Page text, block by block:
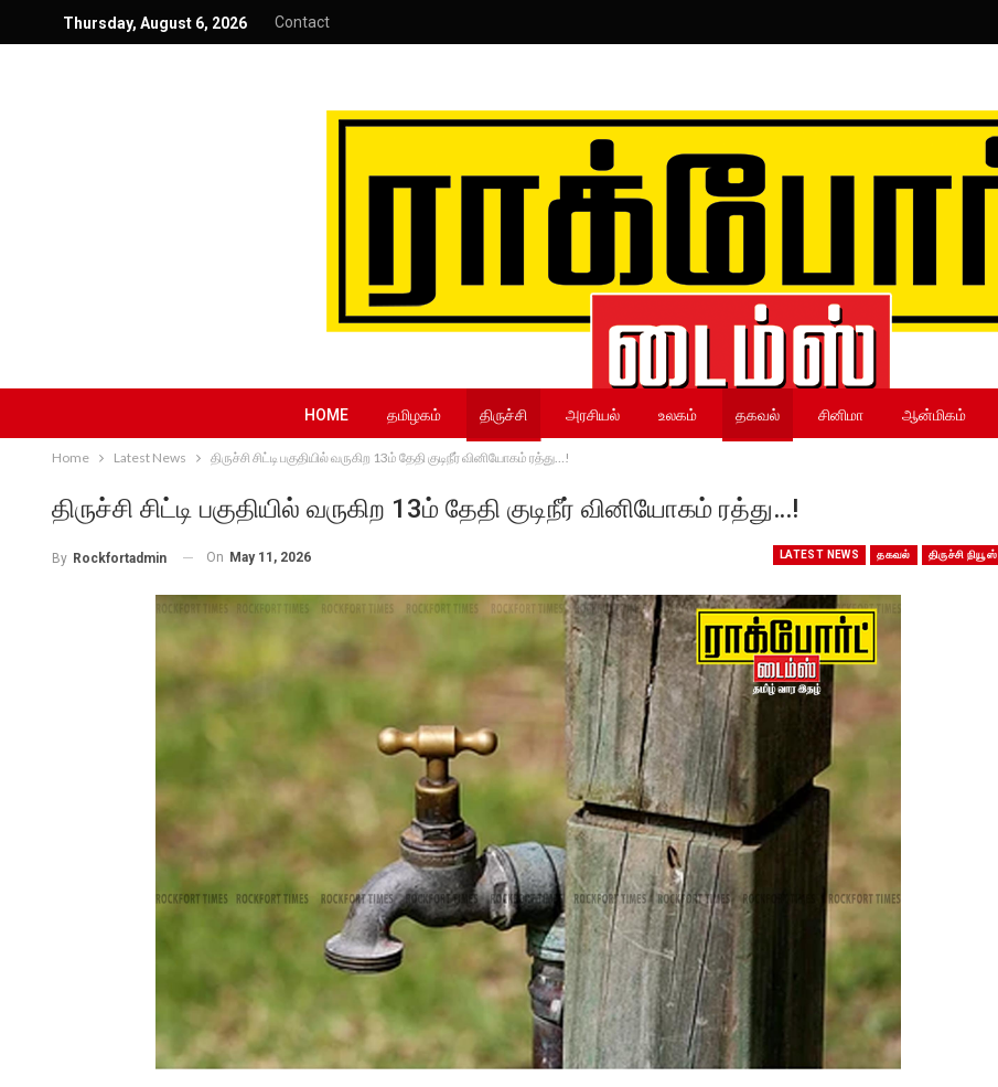
Thursday, August 6, 2026 Contact
HOME தமிழகம் திருச்சி அரசியல் உலகம் தகவல் சினிமா ஆன்மிகம்
Home Latest News திருச்சி சிட்டி பகுதியில் வருகிற 13ம் தேதி குடிநீர் வினியோகம் ரத்து…!
திருச்சி சிட்டி பகுதியில் வருகிற 13ம் தேதி குடிநீர் வினியோகம் ரத்து…!
LATEST NEWS தகவல் திருச்சி நியூஸ்
By Rockfortadmin On May 11, 2026